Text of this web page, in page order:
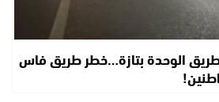
الوحدة بتازة…خطر طريق فاس